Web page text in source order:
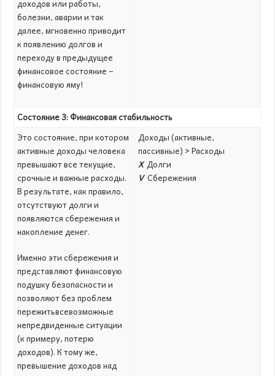
доходов или работы,
болезни, аварии и так
далее, мгновенно приводит
к появлению долгов и
переходу в предыдущее
финансовое состояние –
финансовую яму!
Состояние 3: Финансовая стабильность
Это состояние, при котором
активные доходы человека
превышают все текущие,
срочные и важные расходы.
В результате, как правило,
отсутствуют долги и
появляются сбережения и
накопление денег.
Именно эти сбережения и
представляют финансовую
подушку безопасности и
позволяют без проблем
пережитьвсевозможные
непредвиденные ситуации
(к примеру, потерю
доходов). К тому же,
превышение доходов над
Доходы (активные,
пассивные) > Расходы
XДолги
VСбережения